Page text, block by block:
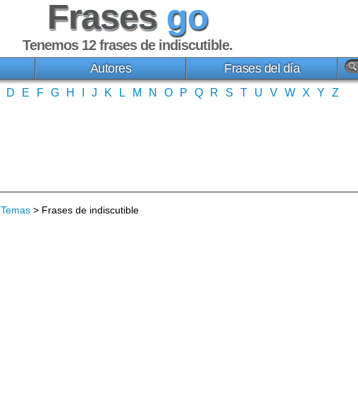
Frases go
Tenemos 12frases de indiscutible.
Autores Frases del día
D E F G H J K L M N O P Q R S T U V W X Y Z
Temas > Frases de indiscutible